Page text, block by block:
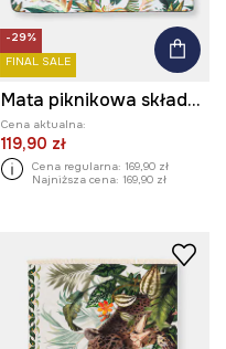
-29%
FINAL SALE
Mata piknikowa składana w banany
Cena aktualna:
119,90 zł
Cena regularna: 169,90 zł
Najniższa cena: 169,90 zł